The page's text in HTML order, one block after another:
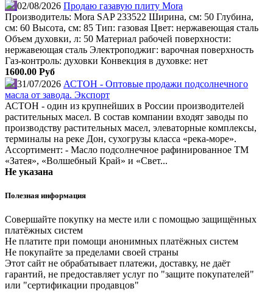
02/08/2026 Продаю газавую плиту Mora
Производитель: Mora SAP 233522 Ширина, см: 50 Глубина,
см: 60 Высота, см: 85 Тип: газовая Цвет: нержавеющая сталь
Объем духовки, л: 50 Материал рабочей поверхности:
нержавеющая сталь Электроподжиг: варочная поверхность
Газ-контроль: духовки Конвекция в духовке: нет
1600.00 Руб
31/07/2026 АСТОН - Оптовые продажи подсолнечного
масла от завода. Экспорт
АСТОН - один из крупнейших в России производителей
растительных масел. В состав компании входят заводы по
производству растительных масел, элеваторные комплексы,
терминалы на реке Дон, сухогрузы класса «река-море».
Ассортимент: - Масло подсолнечное рафинированное ТМ
«Затея», «Волшебный Край» и «Свет...
Не указана
Полезная информация
Совершайте покупку на месте или с помощью защищённых
платёжных систем
Не платите при помощи анонимных платёжных систем
Не покупайте за пределами своей страны
Этот сайт не обрабатывает платежи, доставку, не даёт
гарантий, не предоставляет услуг по "защите покупателей"
или "сертификации продавцов"